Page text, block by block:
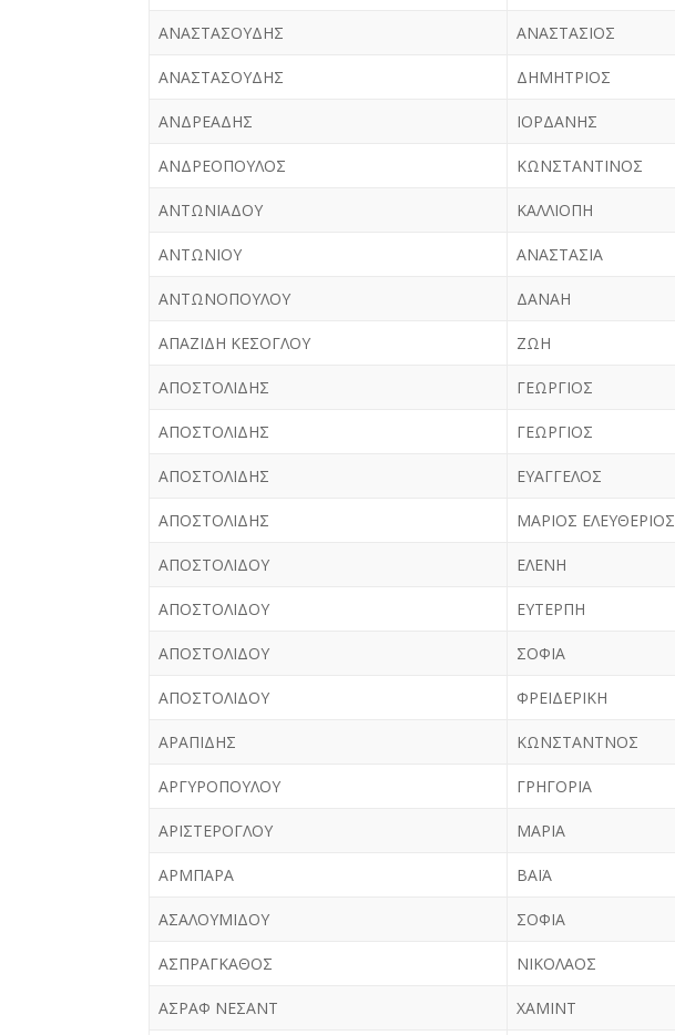
ΑΝΑΣΤΑΣΟΥΔΗΣ ΑΝΑΣΤΑΣΙΟΣ
ΑΝΑΣΤΑΣΟΥΔΗΣ ΔΗΜΗΤΡΙΟΣ
ΑΝΔΡΕΑΔΗΣ ΙΟΡΔΑΝΗΣ
ΑΝΔΡΕΟΠΟΥΛΟΣ ΚΩΝΣΤΑΝΤΙΝΟΣ
ΑΝΤΩΝΙΑΔΟΥ ΚΑΛΛΙΟΠΗ
ΑΝΤΩΝΙΟΥ ΑΝΑΣΤΑΣΙΑ
ΑΝΤΩΝΟΠΟΥΛΟΥ ΔΑΝΑΗ
ΑΠΑΖΙΔΗ ΚΕΣΟΓΛΟΥ ΖΩΗ
ΑΠΟΣΤΟΛΙΔΗΣ ΓΕΩΡΓΙΟΣ
ΑΠΟΣΤΟΛΙΔΗΣ ΓΕΩΡΓΙΟΣ
ΑΠΟΣΤΟΛΙΔΗΣ ΕΥΑΓΓΕΛΟΣ
ΑΠΟΣΤΟΛΙΔΗΣ ΜΑΡΙΟΣ ΕΛΕΥΘΕΡΙΟΣ
ΑΠΟΣΤΟΛΙΔΟΥ ΕΛΕΝΗ
ΑΠΟΣΤΟΛΙΔΟΥ ΕΥΤΕΡΠΗ
ΑΠΟΣΤΟΛΙΔΟΥ ΣΟΦΙΑ
ΑΠΟΣΤΟΛΙΔΟΥ ΦΡΕΙΔΕΡΙΚΗ
ΑΡΑΠΙΔΗΣ ΚΩΝΣΤΑΝΤΝΟΣ
ΑΡΓΥΡΟΠΟΥΛΟΥ ΓΡΗΓΟΡΙΑ
ΑΡΙΣΤΕΡΟΓΛΟΥ ΜΑΡΙΑ
ΑΡΜΠΑΡΑ ΒΑΪΑ
ΑΣΑΛΟΥΜΙΔΟΥ ΣΟΦΙΑ
ΑΣΠΡΑΓΚΑΘΟΣ ΝΙΚΟΛΑΟΣ
ΑΣΡΑΦ ΝΕΣΑΝΤ ΧΑΜΙΝΤ